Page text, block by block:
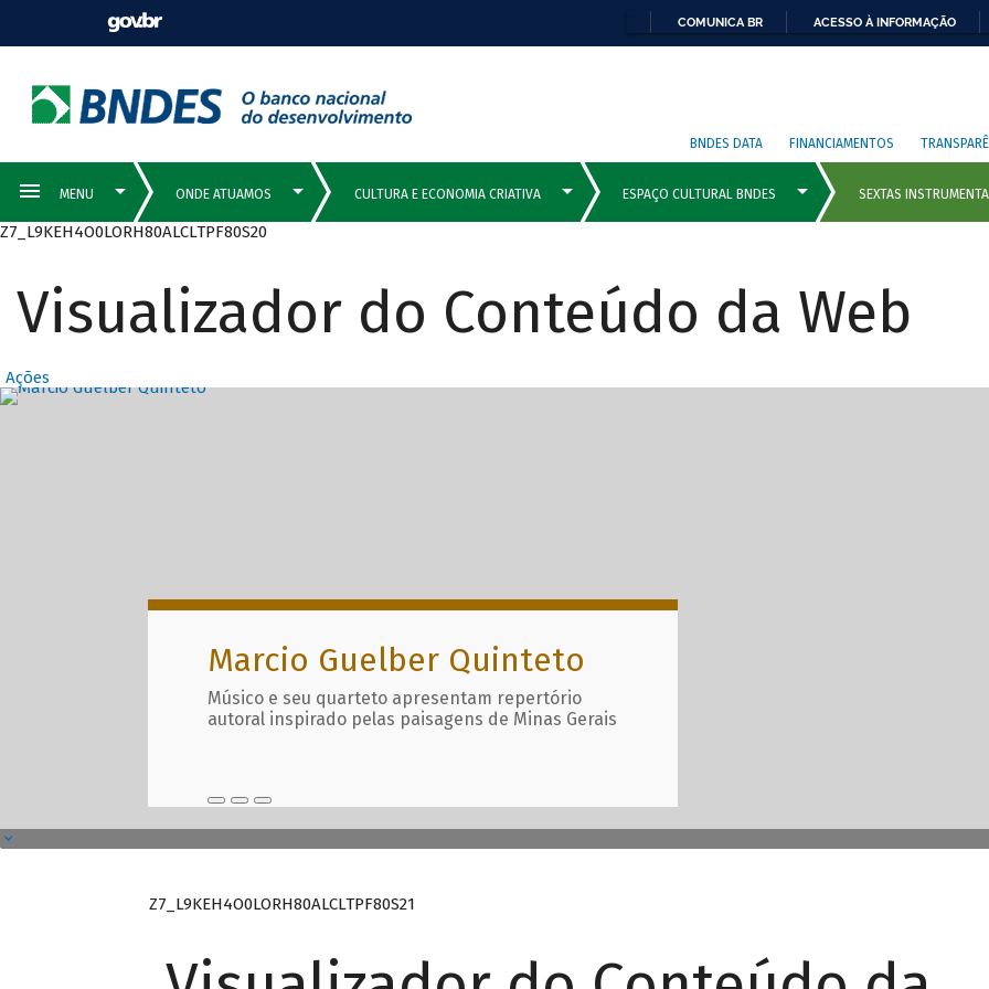
COMUNICA BR ACESSO À INFORMAÇÃO
BNDES DATA FINANCIAMENTOS
Z7_L9KEH4O0LORH80ALCLTPF80S20
Visualizador do Conteúdo da Web
Ações
Destaques Principais com
Marcio Guelber Quinteto
Músico e seu quarteto apresentam repertório
autoral inspirado pelas paisagens de Minas Gerais
Z7_L9KEH4O0LORH80ALCLTPF80S21